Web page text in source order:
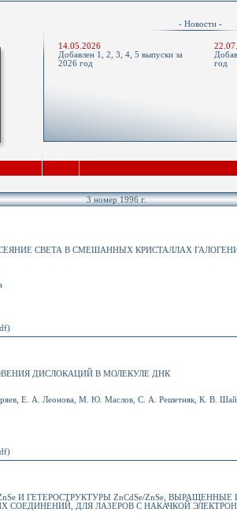
- Новости -
14.05.2026
Добавлен 1, 2, 3, 4, 5 выпуски за
2026 год
год
3 номер 1996 г.
СВЕТА В СМЕШАННЫХ КРИСТАЛЛАХ
ДИСЛОКАЦИЙ В МОЛЕКУЛЕ ДНК
Е. А. Леонова, М. Ю. Маслов, С. А. Решетняк, К. В.
И ГЕТЕРОСТРУКТУРЫ ZnCdSe/ZnSe, ВЫРАЩЕННЫЕ
СОЕДИНЕНИЙ, ДЛЯ ЛАЗЕРОВ С НАКАЧКОЙ